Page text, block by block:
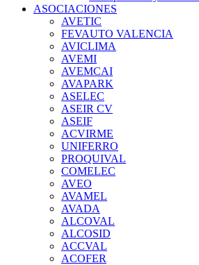
ASOCIACIONES
AVETIC
FEVAUTO VALENCIA
AVICLIMA
AVEMI
AVEMCAI
AVAPARK
ASELEC
ASEIR CV
ASEIF
ACVIRME
UNIFERRO
PROQUIVAL
COMELEC
AVEO
AVAMEL
AVADA
ALCOVAL
ALCOSID
ACCVAL
ACOFER